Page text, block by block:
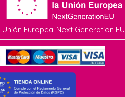
Europea-Next Generation EU